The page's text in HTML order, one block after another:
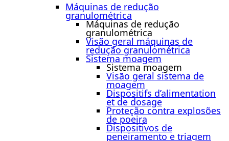
Máquinas de redução
granulométrica
Máquinas de redução
granulométrica
Visão geral máquinas de
redução granulométrica
Sistema moagem
Sistema moagem
Visão geral sistema de
moagem
Dispositifs d’alimentation
et de dosage
Proteção contra explosões
de poeira
Dispositivos de
peneiramento e triagem